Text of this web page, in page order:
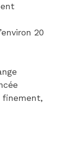
20
finement,